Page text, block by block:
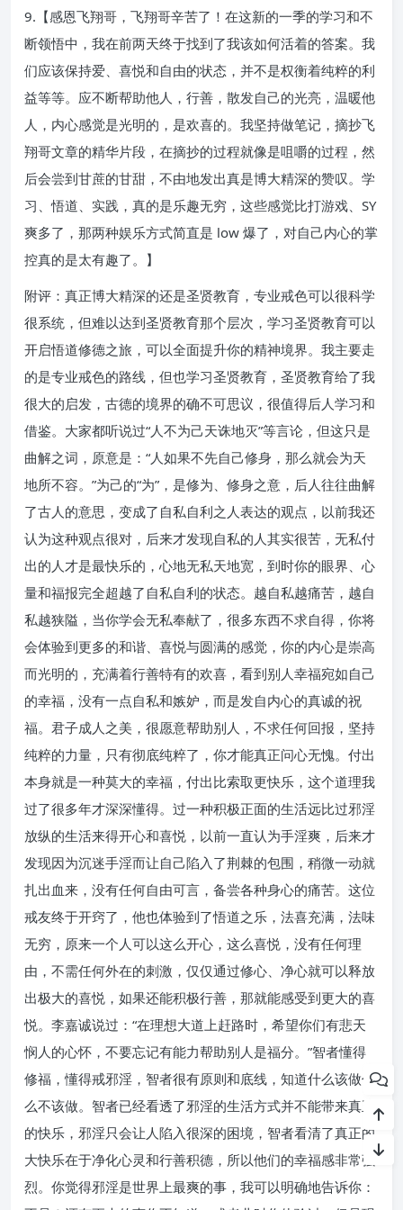
9.【感恩飞翔哥，飞翔哥辛苦了！在这新的一季的学习和不
断领悟中，我在前两天终于找到了我该如何活着的答案。我
们应该保持爱、喜悦和自由的状态，并不是权衡着纯粹的利
益等等。应不断帮助他人，行善，散发自己的光亮，温暖他
人，内心感觉是光明的，是欢喜的。我坚持做笔记，摘抄飞
翔哥文章的精华片段，在摘抄的过程就像是咀嚼的过程，然
后会尝到甘蔗的甘甜，不由地发出真是博大精深的赞叹。学
习、悟道、实践，真的是乐趣无穷，这些感觉比打游戏、SY
爽多了，那两种娱乐方式简直是 low 爆了，对自己内心的掌
控真的是太有趣了。】
附评：真正博大精深的还是圣贤教育，专业戒色可以很科学
很系统，但难以达到圣贤教育那个层次，学习圣贤教育可以
开启悟道修德之旅，可以全面提升你的精神境界。我主要走
的是专业戒色的路线，但也学习圣贤教育，圣贤教育给了我
很大的启发，古德的境界的确不可思议，很值得后人学习和
借鉴。大家都听说过“人不为己天诛地灭”等言论，但这只是
曲解之词，原意是：“人如果不先自己修身，那么就会为天
地所不容。”为己的“为”，是修为、修身之意，后人往往曲解
了古人的意思，变成了自私自利之人表达的观点，以前我还
认为这种观点很对，后来才发现自私的人其实很苦，无私付
出的人才是最快乐的，心地无私天地宽，到时你的眼界、心
量和福报完全超越了自私自利的状态。越自私越痛苦，越自
私越狭隘，当你学会无私奉献了，很多东西不求自得，你将
会体验到更多的和谐、喜悦与圆满的感觉，你的内心是崇高
而光明的，充满着行善特有的欢喜，看到别人幸福宛如自己
的幸福，没有一点自私和嫉妒，而是发自内心的真诚的祝
福。君子成人之美，很愿意帮助别人，不求任何回报，坚持
纯粹的力量，只有彻底纯粹了，你才能真正问心无愧。付出
本身就是一种莫大的幸福，付出比索取更快乐，这个道理我
过了很多年才深深懂得。过一种积极正面的生活远比过邪淫
放纵的生活来得开心和喜悦，以前一直认为手淫爽，后来才
发现因为沉迷手淫而让自己陷入了荆棘的包围，稍微一动就
扎出血来，没有任何自由可言，备尝各种身心的痛苦。这位
戒友终于开窍了，他也体验到了悟道之乐，法喜充满，法味
无穷，原来一个人可以这么开心，这么喜悦，没有任何理
由，不需任何外在的刺激，仅仅通过修心、净心就可以释放
出极大的喜悦，如果还能积极行善，那就能感受到更大的喜
悦。李嘉诚说过：“在理想大道上赶路时，希望你们有悲天
悯人的心怀，不要忘记有能力帮助别人是福分。”智者懂得
修福，懂得戒邪淫，智者很有原则和底线，知道什么该做什
么不该做。智者已经看透了邪淫的生活方式并不能带来真正
的快乐，邪淫只会让人陷入很深的困境，智者看清了真正的
大快乐在于净化心灵和行善积德，所以他们的幸福感非常强
烈。你觉得邪淫是世界上最爽的事，我可以明确地告诉你：